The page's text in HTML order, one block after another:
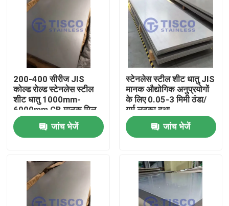
200-400 सीरीज JIS
कोल्ड रोल्ड स्टेनलेस स्टील
शीट धातु 1000mm-
6000mm GB मानक मिल
किनारे में लंबाई
जांच भेजें
स्टेनलेस स्टील शीट धातु JIS
मानक औद्योगिक अनुप्रयोगों
के लिए 0.05-3 मिमी ठंडा/
गर्म लुढ़का हुआ
जांच भेजें